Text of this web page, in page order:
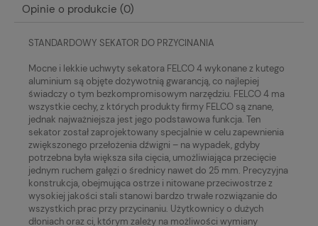
Opinie o produkcie (0)
STANDARDOWY SEKATOR DO PRZYCINANIA
Mocne i lekkie uchwyty sekatora FELCO 4 wykonane z kutego
aluminium są objęte dożywotnią gwarancją, co najlepiej
świadczy o tym bezkompromisowym narzędziu. FELCO 4 ma
wszystkie cechy, z których produkty firmy FELCO są znane,
jednak najważniejsza jest jego podstawowa funkcja. Ten
sekator został zaprojektowany specjalnie w celu zapewnienia
zwiększonego przełożenia dźwigni – na wypadek, gdyby
potrzebna była większa siła cięcia, umożliwiająca przecięcie
jednym ruchem gałęzi o średnicy nawet do 25 mm. Precyzyjna
konstrukcja, obejmująca ostrze i nitowane przeciwostrze z
wysokiej jakości stali stanowi bardzo trwałe rozwiązanie do
wszystkich prac przy przycinaniu. Użytkownicy o dużych
dłoniach oraz ci, którym zależy na możliwości wymiany